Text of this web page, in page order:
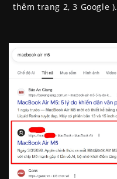
thêm trang 2, 3 Google ).